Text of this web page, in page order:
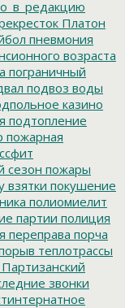
Платон
пневмония
возраста
пограничный
подвоз воды
казино
подтопление
пожарная
сезон пожары
взятки покушение
полиомиелит
партии полиция
переправа порча
теплотрассы
звонки